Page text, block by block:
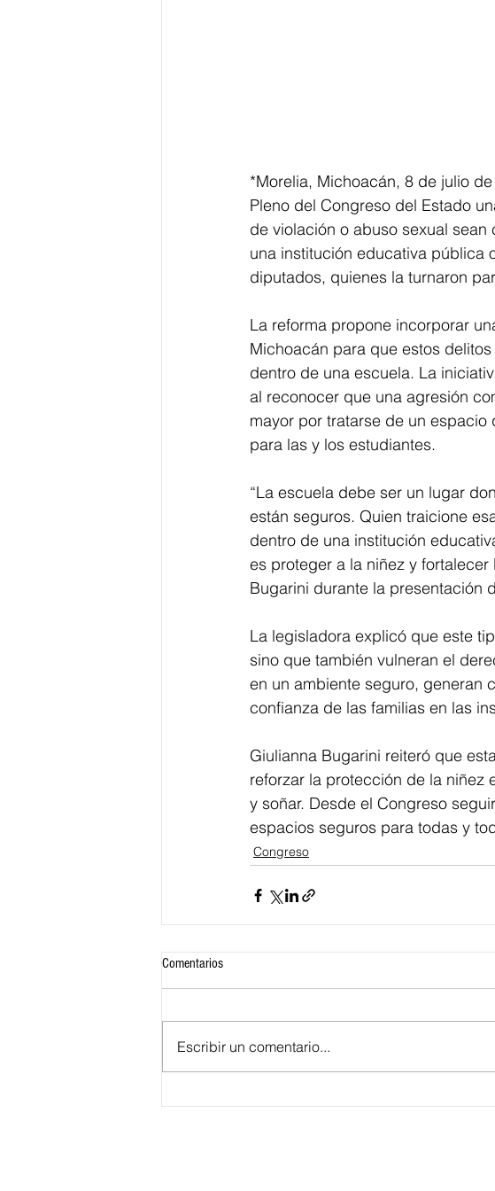
*Morelia, Michoacán, 8 de julio
Pleno del Congreso del Estado
de violación o abuso sexual
una institución educativa pública
diputados, quienes la turnaron
La reforma propone incorporar
Michoacán para que estos
dentro de una escuela. La
al reconocer que una agresión
mayor por tratarse de un
para las y los estudiantes.
“La escuela debe ser un lugar
están seguros. Quien traicione
dentro de una institución
es proteger a la niñez y
Bugarini durante la presentación
La legisladora explicó que este
sino que también vulneran el
en un ambiente seguro, generan
confianza de las familias en las
Giulianna Bugarini reiteró que
reforzar la protección de la niñez
y soñar. Desde el Congreso
espacios seguros para todas y
Congreso
Comentarios
Escribir un comentario...